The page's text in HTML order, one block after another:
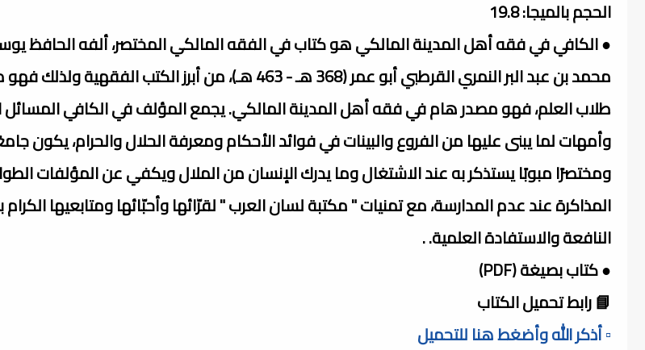
الحجم بالميجا: 19.8
● الكافي في فقه أهل المدينة المالكي هو كتاب في الفقه المالكي المختصر، ألفه الحافظ
محمد بن عبد البر النمري القرطبي أبو عمر (368 هـ - 463 هـ)، من أبرز الكتب
طلاب العلم، فهو مصدر هام في فقه أهل المدينة المالكي. يجمع المؤلف في الكافي
وأمهات لما يبنى عليها من الفروع والبينات في فوائد الأحكام ومعرفة الحلال والحرام، يكون
ومختصرًا مبوبًا يستذكر به عند الاشتغال وما يدرك الإنسان من الملال ويكفي عن المؤلفات
المذاكرة عند عدم المدارسة، مع تمنيات " مكتبة لسان العرب " لقرّائها وأحبّائها ومتابعيها الكرام
النافعة والاستفادة العلمية. .
● كتاب بصيغة (PDF)
📘 رابط تحميل الكتاب
▫️ أذكر الله وأضغط هنا للتحميل